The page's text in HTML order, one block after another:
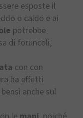
esposte il
o caldo e ai
potrebbe
di foruncoli,
con con
ha effetti
anche sul